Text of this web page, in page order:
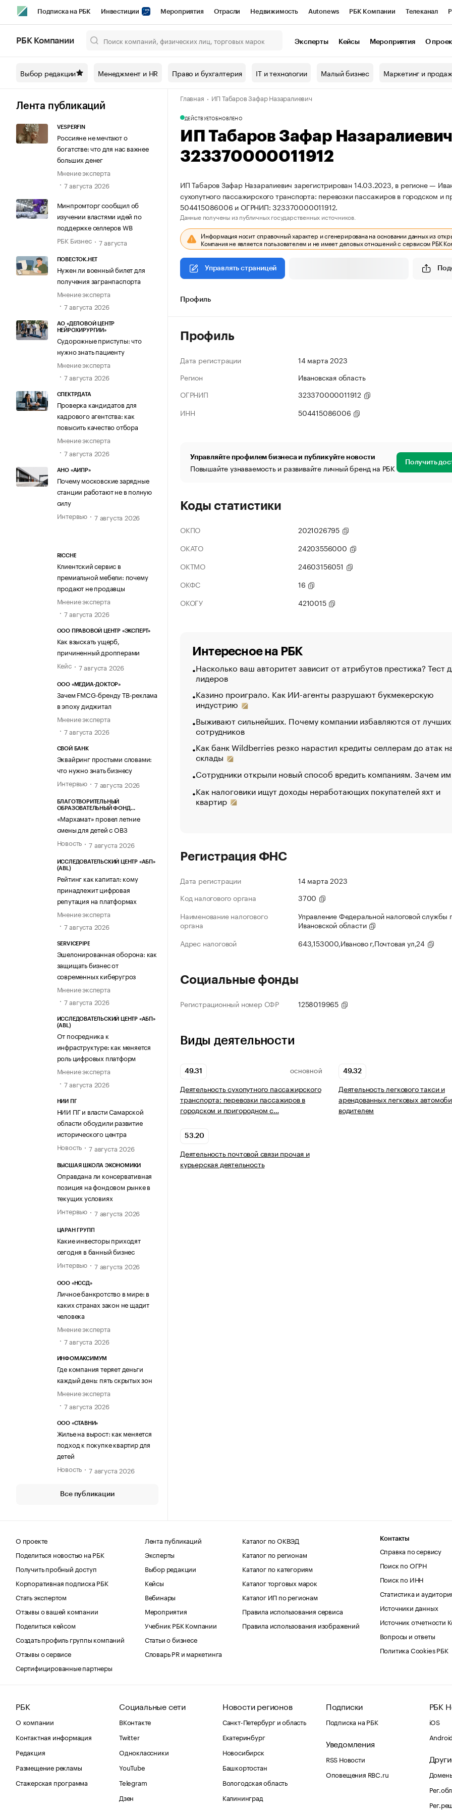
Подписка на РБК Инвестиции Мероприятия Отрасли Недвижимость Autonews РБК Компании Телеканал
Спецпроекты СПб Конференции СПб Спецпроекты Проверка контрагентов
Технологии и медиа Рынок наличной валюты
РБК Компании Эксперты Кейсы Мероприятия О
Выбор редакции Менеджмент и HR Право и бухгалтерия IT и технологии Малый бизнес Маркетинг и
Лента публикаций
VESPERFIN
Россияне не мечтают о
богатстве: что для нас важнее
больших денег
Мнение эксперта
7 августа 2026
Минпромторг сообщил об
изучении властями идей по
поддержке селлеров WB
РБК Бизнес
7 августа
ПОВЕСТОК.НЕТ
Нужен ли военный билет для
получения загранпаспорта
Мнение эксперта
7 августа 2026
АО «ДЕЛОВОЙ ЦЕНТР
НЕЙРОХИРУРГИИ»
Судорожные приступы: что
нужно знать пациенту
Мнение эксперта
7 августа 2026
СПЕКТРДАТА
Проверка кандидатов для
кадрового агентства: как
повысить качество отбора
Мнение эксперта
7 августа 2026
АНО «АИПР»
Почему московские зарядные
станции работают не в полную
силу
Интервью
7 августа 2026
RICCHE
Клиентский сервис в
премиальной мебели: почему
продают не продавцы
Мнение эксперта
7 августа 2026
ООО ПРАВОВОЙ ЦЕНТР «ЭКСПЕРТ»
Как взыскать ущерб,
причиненный дропперами
Кейс
7 августа 2026
ООО «МЕДИА-ДОКТОР»
Зачем FMCG-бренду ТВ-реклама
в эпоху диджитал
Мнение эксперта
7 августа 2026
СВОЙ БАНК
Эквайринг простыми словами:
что нужно знать бизнесу
Интервью
7 августа 2026
БЛАГОТВОРИТЕЛЬНЫЙ
ОБРАЗОВАТЕЛЬНЫЙ ФОНД
«Мархамат» провел летние
смены для детей с ОВЗ
Новость
7 августа 2026
ИССЛЕДОВАТЕЛЬСКИЙ ЦЕНТР «АБП»
(ABL)
Рейтинг как капитал: кому
принадлежит цифровая
репутация на платформах
Мнение эксперта
7 августа 2026
SERVICEPIPE
Эшелонированная оборона: как
защищать бизнес от
современных киберугроз
Мнение эксперта
7 августа 2026
ИССЛЕДОВАТЕЛЬСКИЙ ЦЕНТР «АБП»
(ABL)
От посредника к
инфраструктуре: как меняется
роль цифровых платформ
Мнение эксперта
7 августа 2026
НИИ ПГ
НИИ ПГ и власти Самарской
области обсудили развитие
исторического центра
Новость
7 августа 2026
ВЫСШАЯ ШКОЛА ЭКОНОМИКИ
Оправдана ли консервативная
позиция на фондовом рынке в
текущих условиях
Интервью
7 августа 2026
ЦАРАН ГРУПП
Какие инвесторы приходят
сегодня в банный бизнес
Интервью
7 августа 2026
ООО «НССД»
Личное банкротство в мире: в
каких странах закон не щадит
человека
Мнение эксперта
7 августа 2026
ИНФОМАКСИМУМ
Где компания теряет деньги
каждый день: пять скрытых зон
Мнение эксперта
7 августа 2026
ООО «СТАВНИ»
Жилье на вырост: как меняется
подход к покупке квартир для
детей
Новость
7 августа 2026
Все публикации
Главная ИП Табаров Зафар Назаралиевич
ДЕЙСТВУЕТОБНОВЛЕНО
ИП Табаров Зафар
323370000011912
ИП Табаров Зафар Назаралиевич зарегистрирован 14.03.2023, в регионе —
сухопутного пассажирского транспорта: перевозки пассажиров в городском
504415086006 и ОГРНИП: 323370000011912.
Данные получены из публичных государственных источников.
Информация носит справочный характер и сгенерирована на основании данных из
Компания не является пользователем и не имеет деловых отношений с сервисом РБК
Управлять страницей
Профиль
Профиль
Дата регистрации
14 марта 2023
Регион
Ивановская область
ОГРНИП
323370000011912
ИНН
504415086006
Управляйте профилем бизнеса и публикуйте новости
Повышайте узнаваемость и развивайте личный бренд на РБК Получить
Коды статистики
ОКПО
2021026795
ОКАТО
24203556000
ОКТМО
24603156051
ОКФС
16
ОКОГУ
4210015
Интересное на РБК
Насколько ваш авторитет зависит от атрибутов престижа? Тест
лидеров
Казино проиграло. Как ИИ-агенты разрушают букмекерскую
индустрию
Выживают сильнейших. Почему компании избавляются от лучших
сотрудников
Как банк Wildberries резко нарастил кредиты селлерам до атак
склады
Сотрудники открыли новый способ вредить компаниям. Зачем
Как налоговики ищут доходы неработающих покупателей яхт и
квартир
Регистрация ФНС
Дата регистрации
14 марта 2023
Код налогового органа
3700
Наименование налогового
органа
Управление Федеральной налоговой службы
Ивановской области
Адрес налоговой
643,153000,Иваново г,Почтовая ул,24
Социальные фонды
Регистрационный номер СФР 1258019965
Виды деятельности
49.31 ОСНОВНОЙ
Деятельность сухопутного пассажирского
транспорта: перевозки пассажиров в
городском и пригородном с…
49.32
Деятельность легкового такси и
арендованных легковых
водителем
53.20
Деятельность почтовой связи прочая и
курьерская деятельность
О проекте
Поделиться новостью на РБК
Получить пробный доступ
Корпоративная подписка РБК
Стать экспертом
Отзывы о вашей компании
Поделиться кейсом
Создать профиль группы компаний
Отзывы о сервисе
Сертифицированные партнеры
Лента публикаций
Эксперты
Выбор редакции
Кейсы
Вебинары
Мероприятия
Учебник РБК Компании
Статьи о бизнесе
Словарь PR и маркетинга
Каталог по ОКВЭД
Каталог по регионам
Каталог по категориям
Каталог торговых марок
Каталог ИП по регионам
Правила использования сервиса
Правила использования изображений
Контакты
Справка по сервису
Поиск по ОГРН
Поиск по ИНН
Статистика и
Источники данных
Источник отчетности
Вопросы и ответы
Политика Cookies РБК
РБК
О компании
Контактная информация
Редакция
Размещение рекламы
Стажерская программа
Социальные сети
ВКонтакте
Twitter
Одноклассники
YouTube
Telegram
Дзен
Новости регионов
Санкт-Петербург и область
Екатеринбург
Новосибирск
Башкортостан
Вологодская область
Калининград
Подписки
Подписка на РБК
Уведомления
RSS Новости
Оповещения RBC.ru
РБК
iOS